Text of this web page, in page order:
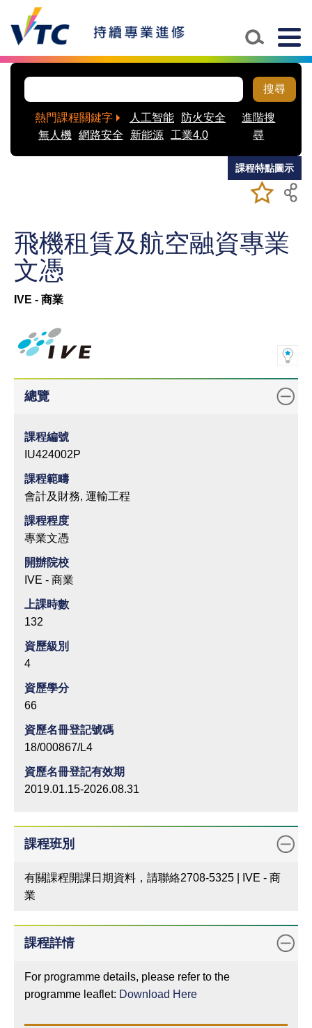
Skip to main content
搜尋
熱門課程關鍵字 人工智能
防火安全
無人機 網路安全 新能源 工業4.0
進階搜
尋
加入/移除
我喜愛的
儲存課程
飛機租賃及航空融資專業
文憑
IVE - 商業
總覽
課程編號
IU424002P
課程範疇
會計及財務, 運輸工程
課程程度
專業文憑
開辦院校
IVE - 商業
上課時數
132
資歷級別
4
資歷學分
66
資歷名冊登記號碼
18/000867/L4
資歷名冊登記有效期
2019.01.15-2026.08.31
課程班別
有關課程開課日期資料，請聯絡2708-5325 | IVE - 商
業
課程詳情
For programme details, please refer to the
programme leaflet: Download Here
課程特點圖示